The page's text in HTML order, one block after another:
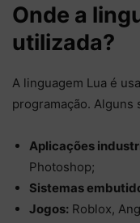
Onde a
utilizada?
A linguagem Lua é
programação. Alguns
Aplicações
Photoshop;
Sistemas
Jogos: Roblox,